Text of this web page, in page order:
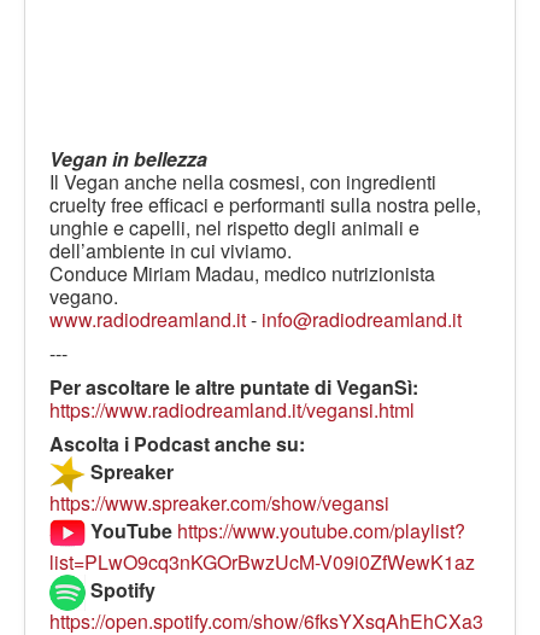
Vegan in bellezza
Il Vegan anche nella cosmesi, con ingredienti
cruelty free efficaci e performanti sulla nostra pelle,
unghie e capelli, nel rispetto degli animali e
dell’ambiente in cui viviamo.
Conduce Miriam Madau, medico nutrizionista
vegano.
www.radiodreamland.it- info@radiodreamland.it
---
Per ascoltare le altre puntate di VeganSì:
https://www.radiodreamland.it/vegansi.html
Ascolta i Podcast anche su:
Spreaker
https://www.spreaker.com/show/vegansi
YouTube https://www.youtube.com/playlist?
list=PLwO9cq3nKGOrBwzUcM-V09i0ZfWewK1az
Spotify
https://open.spotify.com/show/6fksYXsqAhEhCXa3